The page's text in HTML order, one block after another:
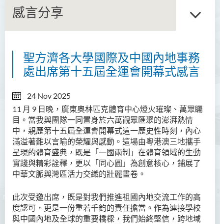
感言分享
聖方濟各大學國際及中國內地事務
處出席第十五屆全運會開幕式感言
24 Nov 2025
11 月 9 日晚，廣東奧林匹克體育中心燈火璀璨、萬眾矚
目。當我與團隊一同置身於六萬觀眾匯聚的澎湃熱情
中，親歷第十五屆全運會開幕式這一歷史性時刻，內心
滿溢著難以言喻的榮耀與感動。這場由粵港澳三地攜手
呈現的體育盛典，既是「一國兩制」在體育領域的生動
實踐與精彩詮釋，更以「同心圓」為創意核心，鋪展了
中華文脈與灣區活力交織的壯麗畫卷。​
此次受邀出席，既是對我們推進祖國內地交流工作的高
度認可，更是一份重若千鈞的責任擔當。作為連接學校
與中國內地及全球的重要橋樑，我們始終堅信，跨地域
關於國際與中國内地事務處
活動
最新消息
方大文化大使計劃